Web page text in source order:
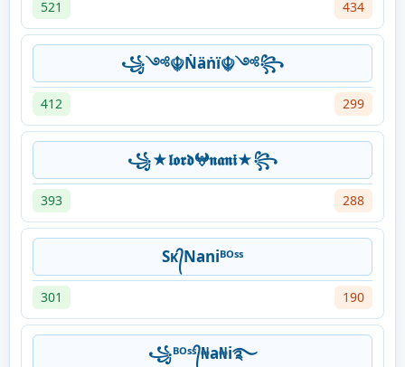
521 434
꧁༺☬Ṅäṅï☬༺꧂
412 299
꧁★𝖑𝖔𝖗𝖉𖤍𝖓𝖆𝖓𝖎★꧂
393 288
Sᴋ᭄Naniᴮᴼˢˢ
301 190
꧁ᴮᴼˢˢ᭄₦a₦i࿐